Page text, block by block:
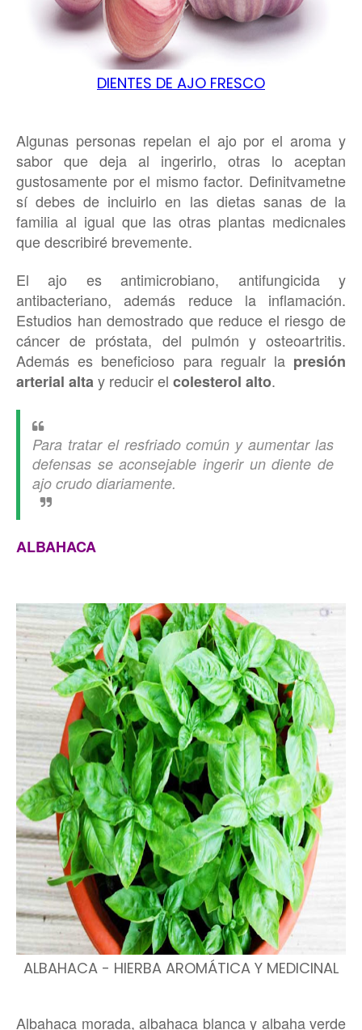
DIENTES DE AJO FRESCO
Algunas personas repelan el ajo por el aroma y
sabor que deja al ingerirlo, otras lo aceptan
gustosamente por el mismo factor. Definitvametne
sí debes de incluirlo en las dietas sanas de la
familia al igual que las otras plantas medicnales
que describiré brevemente.
El ajo es antimicrobiano, antifungicida y
antibacteriano, además reduce la inflamación.
Estudios han demostrado que reduce el riesgo de
cáncer de próstata, del pulmón y osteoartritis.
Además es beneficioso para regualr la presión
arterial altay reducir el colesterol alto.
Para tratar el resfriado común y aumentar las
defensas se aconsejable ingerir un diente de
ajo crudo diariamente.
ALBAHACA
ALBAHACA - HIERBA AROMÁTICA Y MEDICINAL
Albahaca morada, albahaca blanca y albaha verde